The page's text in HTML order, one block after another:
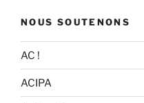
NOUS SOUTENONS
AC !
ACIPA